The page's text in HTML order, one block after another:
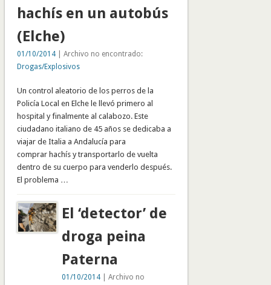
hachís en un autobús
(Elche)
01/10/2014| Archivo no encontrado:
Drogas/Explosivos
Un control aleatorio de los perros de la
Policía Local en Elche le llevó primero al
hospital y finalmente al calabozo. Este
ciudadano italiano de 45 años se dedicaba a
viajar de Italia a Andalucía para
comprar hachís y transportarlo de vuelta
dentro de su cuerpo para venderlo después.
El problema …
El ‘detector’ de
droga peina
Paterna
01/10/2014| Archivo no